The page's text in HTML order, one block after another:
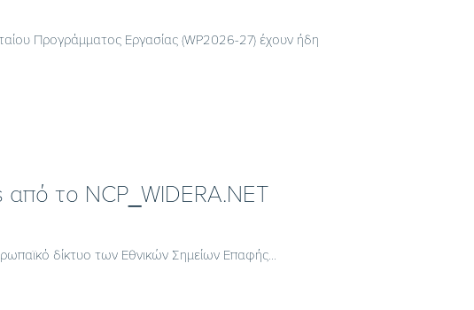
Προγράμματος Εργασίας (WP2026-27) έχουν ήδη
το NCP_WIDERA.NET
δίκτυο των Εθνικών Σημείων Επαφής...